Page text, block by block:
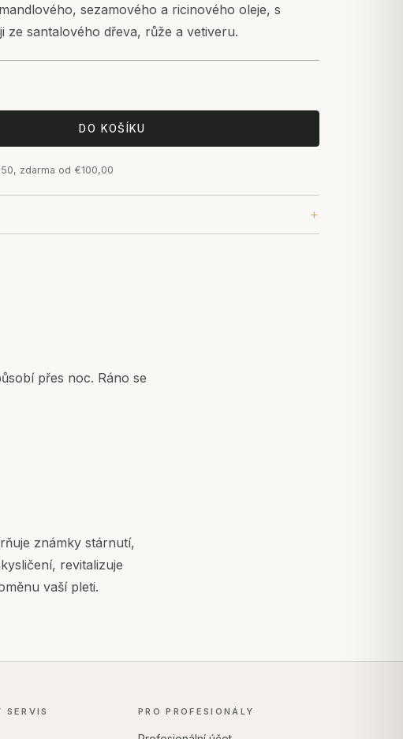
sezamového a ricinového oleje, s
ze santalového dřeva, růže a vetiveru.
DO KOŠÍKU
zdarma od €100,00
přes noc. Ráno se
známky stárnutí,
revitalizuje
vaší pleti.
SERVIS PRO PROFESIONÁLY